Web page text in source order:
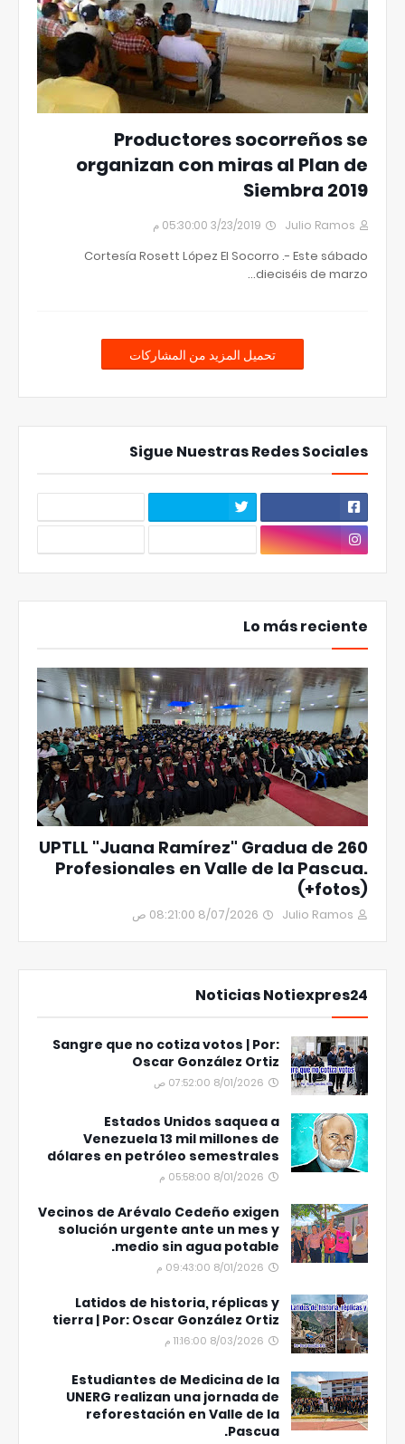
Productores socorreños se
organizan con miras al Plan de
Siembra 2019
Julio Ramos 3/23/2019 05:30:00 م
Cortesía Rosett López El Socorro .- Este sábado
dieciséis de marzo…
تحميل المزيد من المشاركات
Sigue Nuestras Redes Sociales
Lo más reciente
UPTLL "Juana Ramírez" Gradua de 260
Profesionales en Valle de la Pascua.
(+fotos)
Julio Ramos 8/07/2026 08:21:00 ص
Noticias Notiexpres24
Sangre que no cotiza votos | Por:
Oscar González Ortiz
8/01/2026 07:52:00 ص
Estados Unidos saquea a
Venezuela 13 mil millones de
dólares en petróleo semestrales
8/01/2026 05:58:00 م
Vecinos de Arévalo Cedeño exigen
solución urgente ante un mes y
medio sin agua potable.
8/01/2026 09:43:00 م
Latidos de historia, réplicas y
tierra | Por: Oscar González Ortiz
8/03/2026 11:16:00 م
Estudiantes de Medicina de la
UNERG realizan una jornada de
reforestación en Valle de la
Pascua.